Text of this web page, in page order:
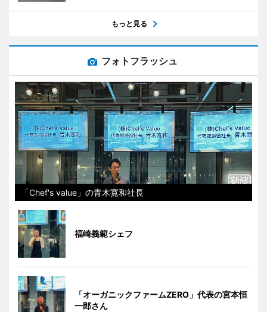
もっと見る
フォトフラッシュ
「Chef's value」の青木寛和社長
福崎義範シェフ
「オーガニックファームZERO」代表の宮本恒
一郎さん